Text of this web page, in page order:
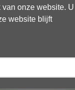
onze website. U
website blijft